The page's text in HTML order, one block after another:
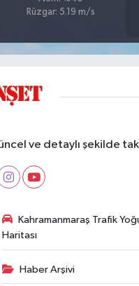
Rüzgar: 5.19 m/s
ve detaylı şekilde
Kahramanmaraş Trafik
Haritası
Haber Arşivi